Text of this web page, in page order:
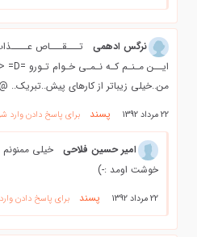
نرگس ادهمی
تـــقـــاص
من..خیلی زیباتر از کارهای پیش..تبریک..
22 مرداد 1392 پسند برای پاسخ دادن وارد
امیر حسین فلاحی
خیلی
خوشت اومد :-)
22 مرداد 1392 پسند برای پاسخ دادن